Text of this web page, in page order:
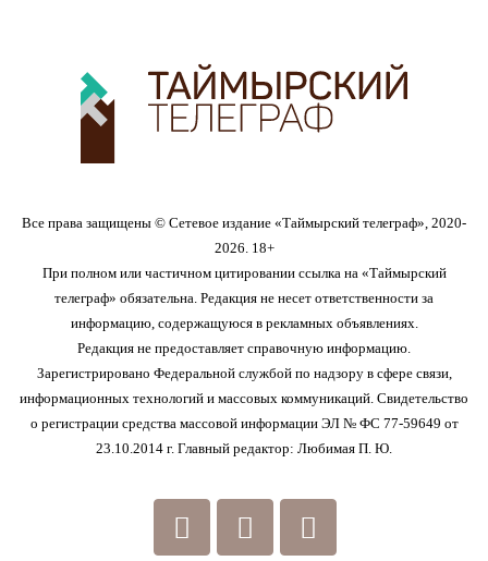
Все права защищены © Сетевое издание «Таймырский телеграф», 2020-
2026. 18+
При полном или частичном цитировании ссылка на «Таймырский
телеграф» обязательна. Редакция не несет ответственности за
информацию, содержащуюся в рекламных объявлениях.
Редакция не предоставляет справочную информацию.
Зарегистрировано Федеральной службой по надзору в сфере связи,
информационных технологий и массовых коммуникаций. Свидетельство
о регистрации средства массовой информации ЭЛ № ФС 77-59649 от
23.10.2014 г. Главный редактор: Любимая П. Ю.